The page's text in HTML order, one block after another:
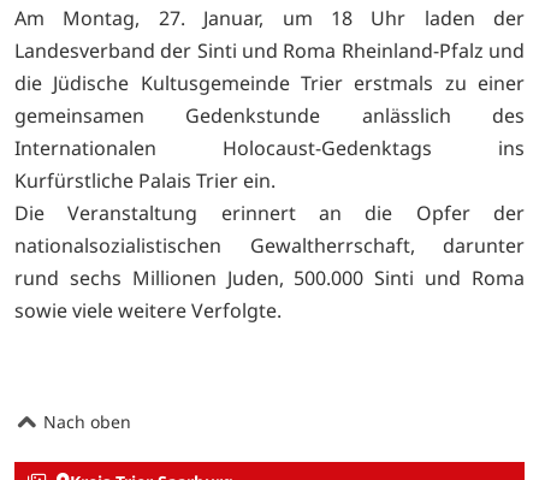
Am Montag, 27. Januar, um 18 Uhr laden der
Landesverband der Sinti und Roma Rheinland-Pfalz und
die Jüdische Kultusgemeinde Trier erstmals zu einer
gemeinsamen Gedenkstunde anlässlich des
Internationalen Holocaust-Gedenktags ins
Kurfürstliche Palais Trier ein.
Die Veranstaltung erinnert an die Opfer der
nationalsozialistischen Gewaltherrschaft, darunter
rund sechs Millionen Juden, 500.000 Sinti und Roma
sowie viele weitere Verfolgte.
Nach oben